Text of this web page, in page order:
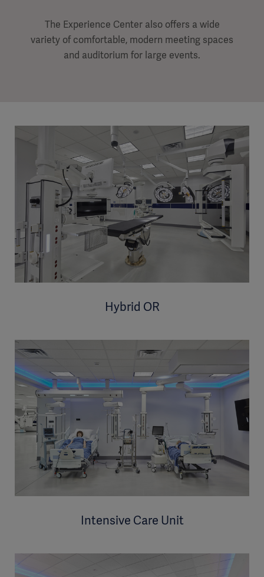
The Experience Center also offers a wide
variety of comfortable, modern meeting spaces
and auditorium for large events.
Hybrid OR
Intensive Care Unit